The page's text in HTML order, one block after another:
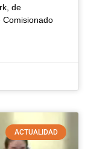
de
Comisionado
ACTUALIDAD